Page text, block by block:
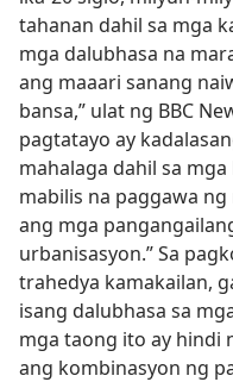
tahanan dahil sa mga
mga dalubhasa na
ang maaari sanang
bansa,” ulat ng BBC
pagtatayo ay
mahalaga dahil sa
mabilis na paggawa
ang mga
urbanisasyon.” Sa
trahedya kamakailan,
isang dalubhasa sa
mga taong ito ay hindi
ang kombinasyon ng